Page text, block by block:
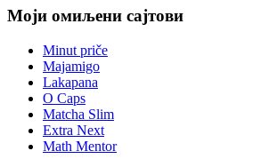
Моји омиљени сајтови
Minut priče
Majamigo
Lakapana
O Caps
Matcha Slim
Extra Next
Math Mentor